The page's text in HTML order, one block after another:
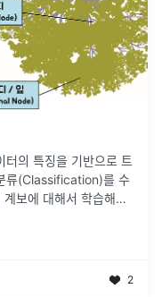
의 특징을 기반으로 트
류(Classification)를 수
보에 대해서 학습해봅
2